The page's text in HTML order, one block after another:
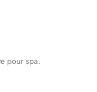
pour spa.